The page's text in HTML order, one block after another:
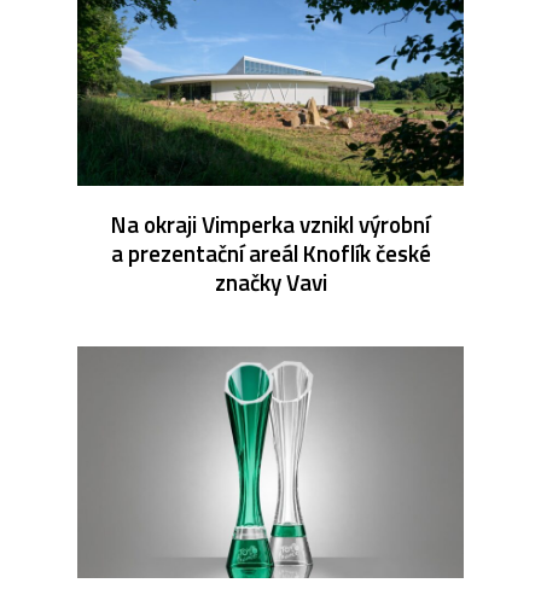
Na okraji Vimperka vznikl výrobní
a prezentační areál Knoflík české
značky Vavi